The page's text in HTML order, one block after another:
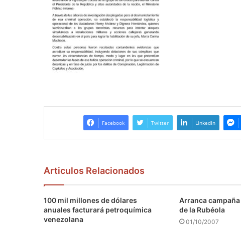
Facebook Twitter LinkedIn
Articulos Relacionados
100 mil millones de dólares
anuales facturará petroquímica
venezolana
Arranca
de la Rubéola
01/10/2007